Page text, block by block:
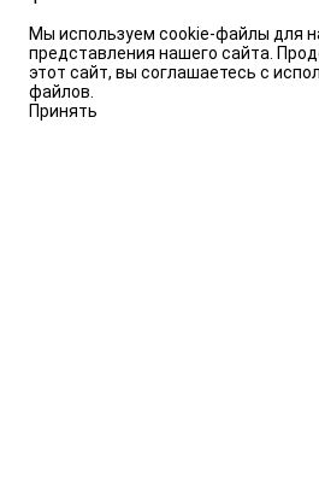
Мы используем cookie-файлы для
представления нашего сайта.
этот сайт, вы соглашаетесь с
файлов.
Принять